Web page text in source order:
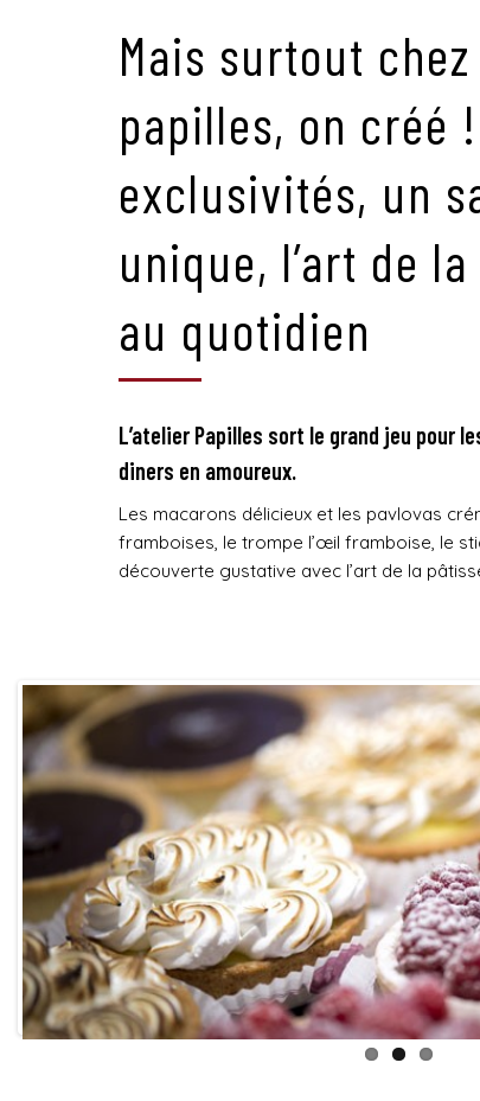
Mais surtout
papilles, on créé
exclusivités, un
unique, l’art de
au quotidien
L’atelier Papilles sort le grand jeu pour
diners en amoureux.
Les macarons délicieux et les pavlovas
framboises, le trompe l’œil framboise, le
découverte gustative avec l’art de la